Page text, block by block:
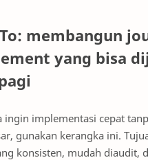
membangun
yang bisa
ingin implementasi cepat
gunakan kerangka ini.
konsisten, mudah diaudit,